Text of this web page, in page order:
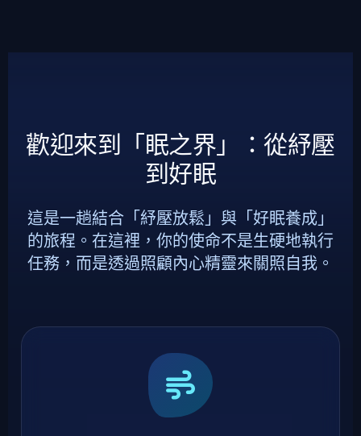
歡迎來到「眠之界」：從紓壓
到好眠
這是一趟結合「紓壓放鬆」與「好眠養成」
的旅程。在這裡，你的使命不是生硬地執行
任務，而是透過照顧內心精靈來關照自我。